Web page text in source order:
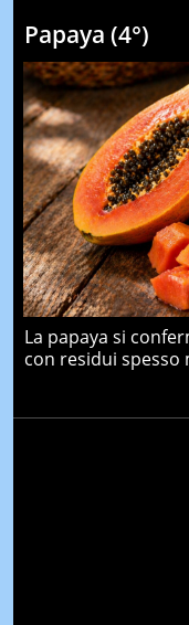
Papaya (4°)
La papaya si
con residui spesso